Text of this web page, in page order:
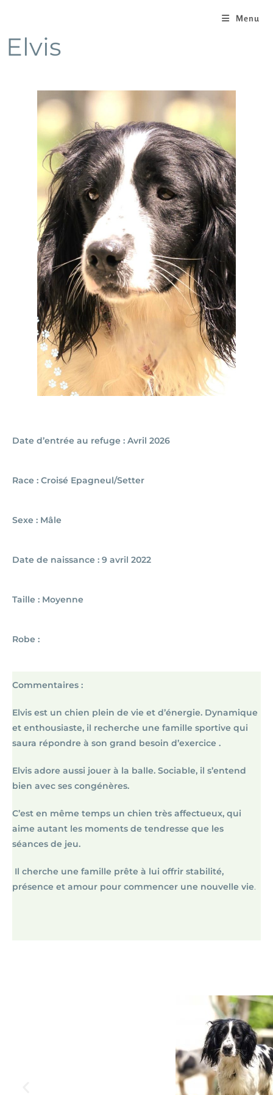
Menu
Elvis
Date d’entrée au refuge : Avril 2026
Race : Croisé Epagneul/Setter
Sexe : Mâle
Date de naissance : 9 avril 2022
Taille : Moyenne
Robe :
Commentaires :
Elvis est un chien plein de vie et d’énergie. Dynamique
et enthousiaste, il recherche une famille sportive qui
saura répondre à son grand besoin d’exercice .
Elvis adore aussi jouer à la balle. Sociable, il s’entend
bien avec ses congénères.
C’est en même temps un chien très affectueux, qui
aime autant les moments de tendresse que les
séances de jeu.
Il cherche une famille prête à lui offrir stabilité,
présence et amour pour commencer une nouvelle vie.